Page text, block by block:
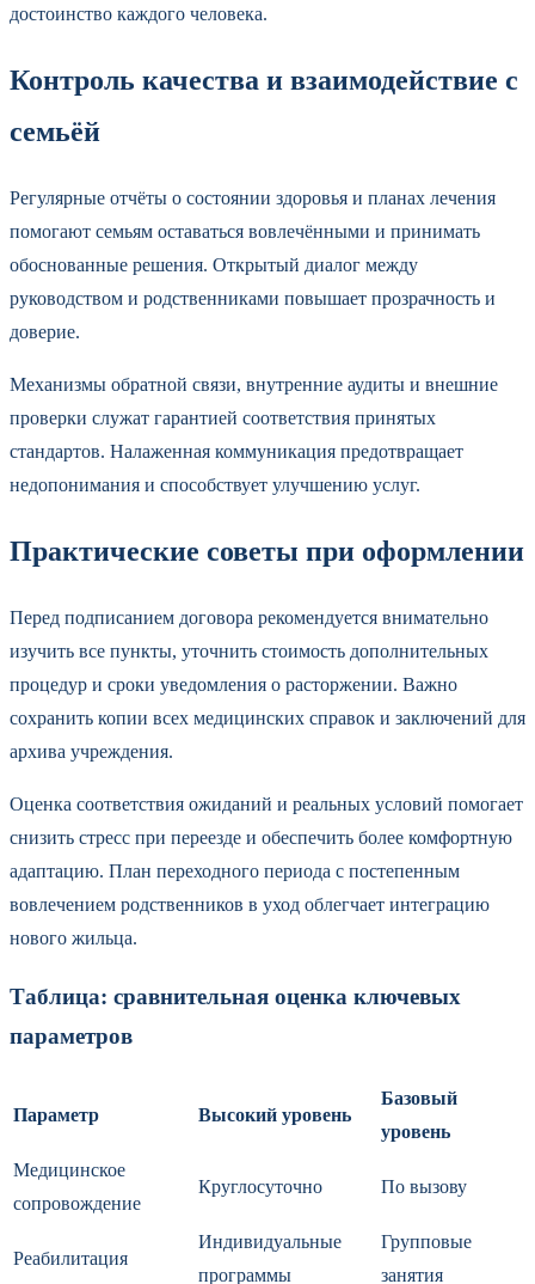
достоинство каждого человека.
Контроль качества и взаимодействие с
семьёй
Регулярные отчёты о состоянии здоровья и планах лечения
помогают семьям оставаться вовлечёнными и принимать
обоснованные решения. Открытый диалог между
руководством и родственниками повышает прозрачность и
доверие.
Механизмы обратной связи, внутренние аудиты и внешние
проверки служат гарантией соответствия принятых
стандартов. Налаженная коммуникация предотвращает
недопонимания и способствует улучшению услуг.
Практические советы при оформлении
Перед подписанием договора рекомендуется внимательно
изучить все пункты, уточнить стоимость дополнительных
процедур и сроки уведомления о расторжении. Важно
сохранить копии всех медицинских справок и заключений для
архива учреждения.
Оценка соответствия ожиданий и реальных условий помогает
снизить стресс при переезде и обеспечить более комфортную
адаптацию. План переходного периода с постепенным
вовлечением родственников в уход облегчает интеграцию
нового жильца.
Таблица: сравнительная оценка ключевых
параметров
Параметр Высокий уровень
Базовый
уровень
Медицинское
сопровождение
Круглосуточно По вызову
Реабилитация
Индивидуальные
программы
Групповые
занятия